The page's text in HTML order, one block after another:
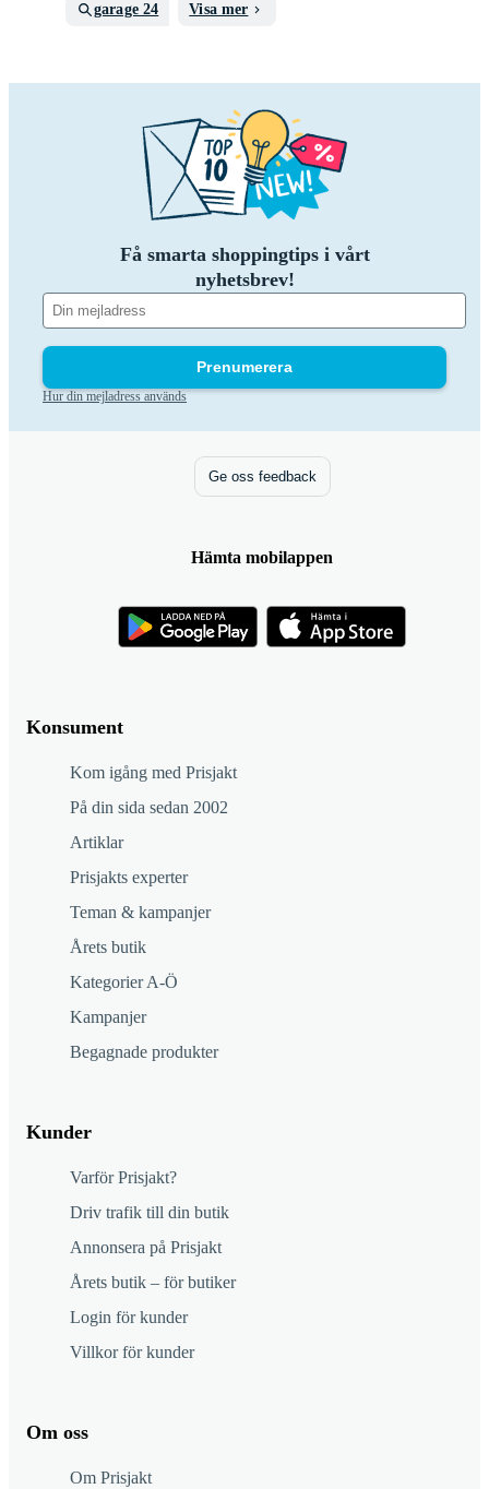
garage 24 Visa mer
Få smarta shoppingtips i vårt
nyhetsbrev!
Prenumerera
Hur din mejladress används
Konsument
Kom igång med Prisjakt
På din sida sedan 2002
Artiklar
Prisjakts experter
Teman & kampanjer
Årets butik
Kategorier A-Ö
Kampanjer
Begagnade produkter
Kunder
Varför Prisjakt?
Driv trafik till din butik
Annonsera på Prisjakt
Årets butik – för butiker
Login för kunder
Villkor för kunder
Om oss
Om Prisjakt
Ge oss feedback
Hämta mobilappen